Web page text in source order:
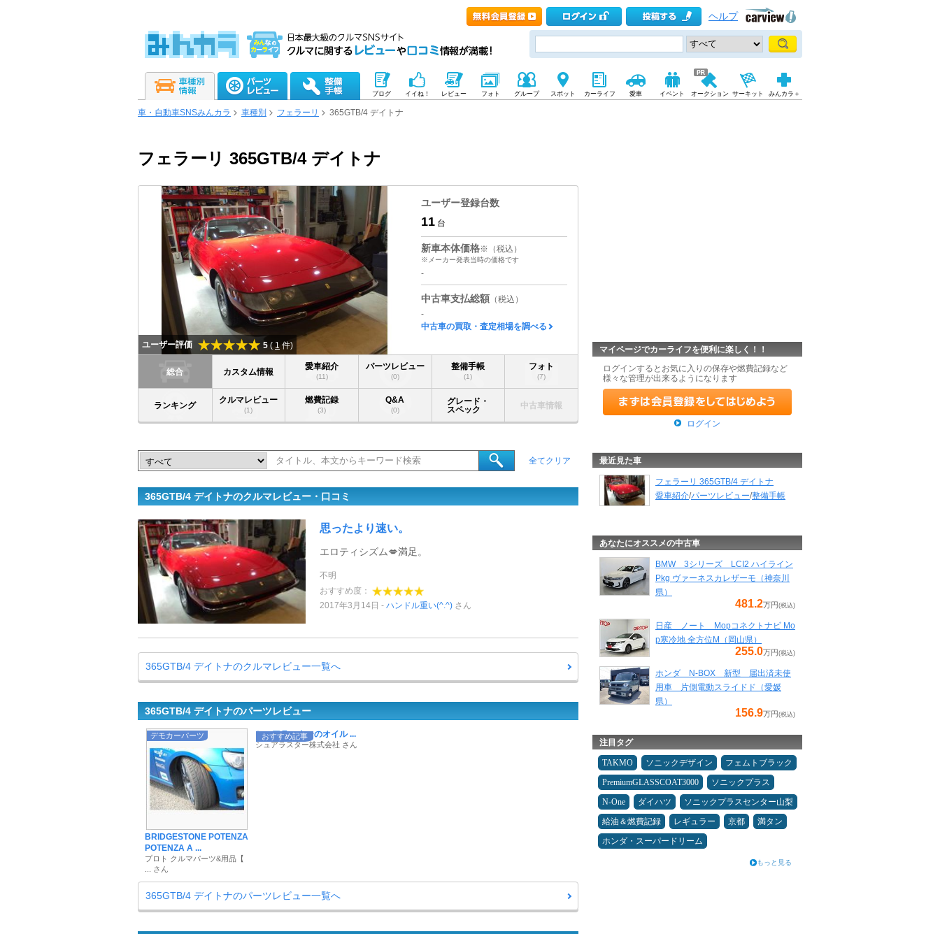
ヘルプ
ブログ イイね！ レビュー フォト グループ スポット カーライフ 愛車 イベント オークション サーキット みんカラ＋
車・自動車SNSみんカラ 車種別 フェラーリ 365GTB/4 デイトナ
フェラーリ 365GTB/4 デイトナ
ユーザー評価 5 (1 件)
ユーザー登録台数
11 台
新車本体価格※（税込）
※メーカー発表当時の価格です
-
中古車支払総額 （税込）
-
中古車の買取・査定相場を調べる
総合 カスタム情報
愛車紹介
(11)
パーツレビュー
(0)
整備手帳
(1)
フォト
(7)
ランキング
クルマレビュー
(1)
燃費記録
(3)
Q&A
(0)
グレード・
スペック
中古車情報
全てクリア
365GTB/4 デイトナのクルマレビュー・口コミ
思ったより速い。
エロティシズム💋満足。
不明
おすすめ度：
2017年3月14日
ハンドル重い(^.^) さん
365GTB/4 デイトナのクルマレビュー一覧へ
365GTB/4 デイトナのパーツレビュー
デモカーパーツ
BRIDGESTONE POTENZA
POTENZA A ...
プロト クルマパーツ&用品【
... さん
おすすめ記事
シュアラスターのオイル ...
シュアラスター株式会社 さん
365GTB/4 デイトナのパーツレビュー一覧へ
マイページでカーライフを便利に楽しく！！
ログインするとお気に入りの保存や燃費記録など
様々な管理が出来るようになります
ログイン
最近見た車
フェラーリ 365GTB/4 デイトナ
愛車紹介/パーツレビュー/整備手帳
あなたにオススメの中古車
BMW 3シリーズ LCI2 ハイライン
Pkg ヴァーネスカレザーモ（神奈川
県）
481.2万円 (税込)
日産 ノート Mopコネクトナビ Mo
p寒冷地 全方位M（岡山県）
255.0万円 (税込)
ホンダ N-BOX 新型 届出済未使
用車 片側電動スライドド（愛媛
県）
156.9万円 (税込)
注目タグ
TAKMO ソニックデザイン
フェムトブラック
PremiumGLASSCOAT3000
ソニックプラス
N-One
ダイハツ
ソニックプラスセンター山梨
給油＆燃費記録
レギュラー 京都
満タン
ホンダ・スーパードリーム
もっと見る